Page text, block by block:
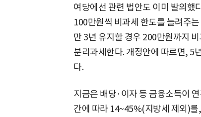
여당에선 관련 법안도 이미 발의했
100만원씩 비과세 한도를 늘려주
만 3년 유지할 경우 200만원까지
분리과세한다. 개정안에 따르면, 5
다.
지금은 배당·이자 등 금융소득이
간에 따라 14~45%(지방세 제외)